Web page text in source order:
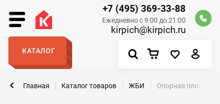
+7 (495) 369-33-88
Ежедневно с 9:00 до 21:00
kirpich@kirpich.ru
КАТАЛОГ
Главная Каталог товаров ЖБИ Опорная плита